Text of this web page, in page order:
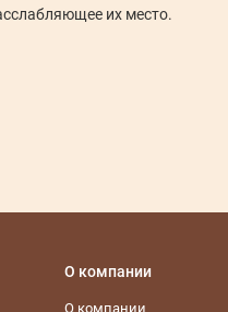
их место.
О компании
О компании